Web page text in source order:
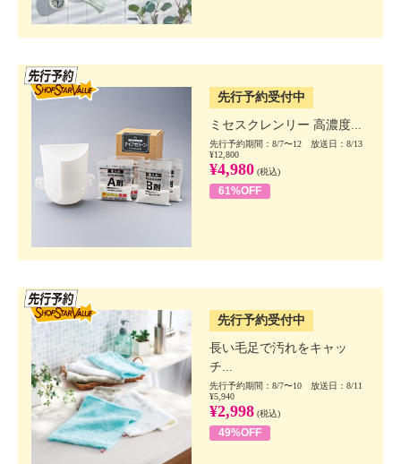
先行予約受付中
ミセスクレンリー 高濃度...
先行予約期間：8/7〜12 放送日：8/13
¥12,800
¥4,980 (税込)
61%OFF
先行予約受付中
長い毛足で汚れをキャッ
チ...
先行予約期間：8/7〜10 放送日：8/11
¥5,940
¥2,998 (税込)
49%OFF